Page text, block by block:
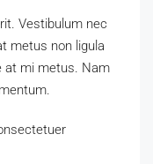
Vestibulum nec
metus non ligula
at mi metus. Nam